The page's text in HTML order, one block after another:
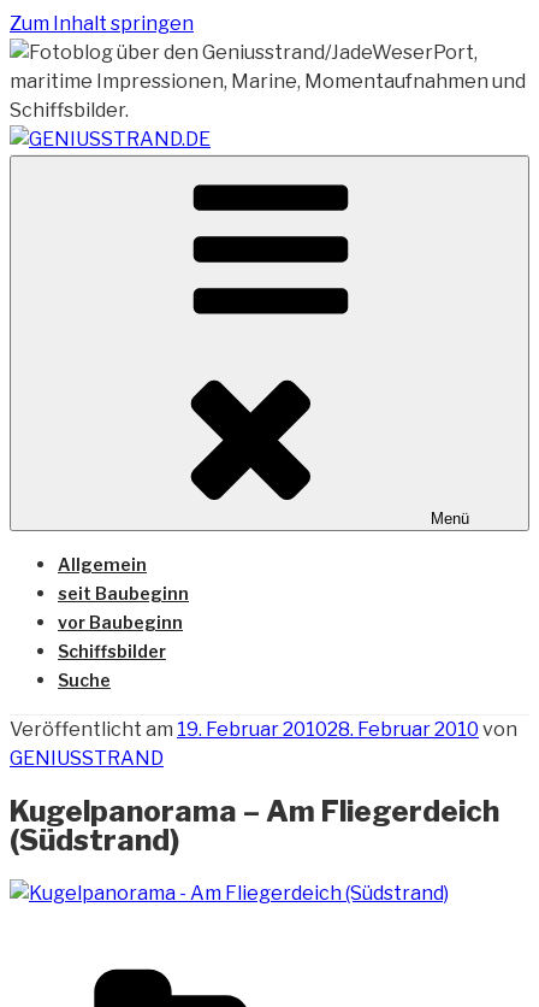
Zum Inhalt springen
GENIUSSTRAND.DE
Vom Geniusstrand zum JadeWeserPort/Container
Terminal Wilhelmshaven
Menü
Allgemein
seit Baubeginn
vor Baubeginn
Schiffsbilder
Suche
Veröffentlicht am 19. Februar 201028. Februar 2010 von
GENIUSSTRAND
Kugelpanorama – Am Fliegerdeich
(Südstrand)